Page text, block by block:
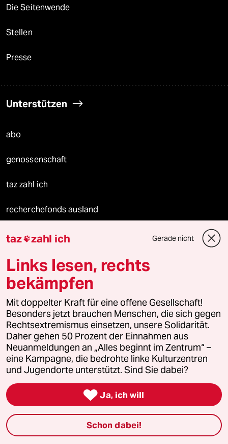
Die Seitenwende
Stellen
Presse
Unterstützen
abo
genossenschaft
taz zahl ich
recherchefonds ausland
panterstiftung
panterpreis 2026
Podcast
bundestalk
fernverbindung
klima update°
Mauerecho
Freie Rede
taz zahl ich Gerade nicht
Links lesen, rechts
bekämpfen
Mit doppelter Kraft für eine offene Gesellschaft!
Besonders jetzt brauchen Menschen, die sich gegen
Rechtsextremismus einsetzen, unsere Solidarität.
Daher gehen 50 Prozent der Einnahmen aus
Neuanmeldungen an „Alles beginnt im Zentrum“ –
eine Kampagne, die bedrohte linke Kulturzentren
und Jugendorte unterstützt. Sind Sie dabei?
 Ja, ich will
Schon dabei!